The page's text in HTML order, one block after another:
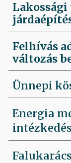
Felhívás
változás
Ünnepi
Energia